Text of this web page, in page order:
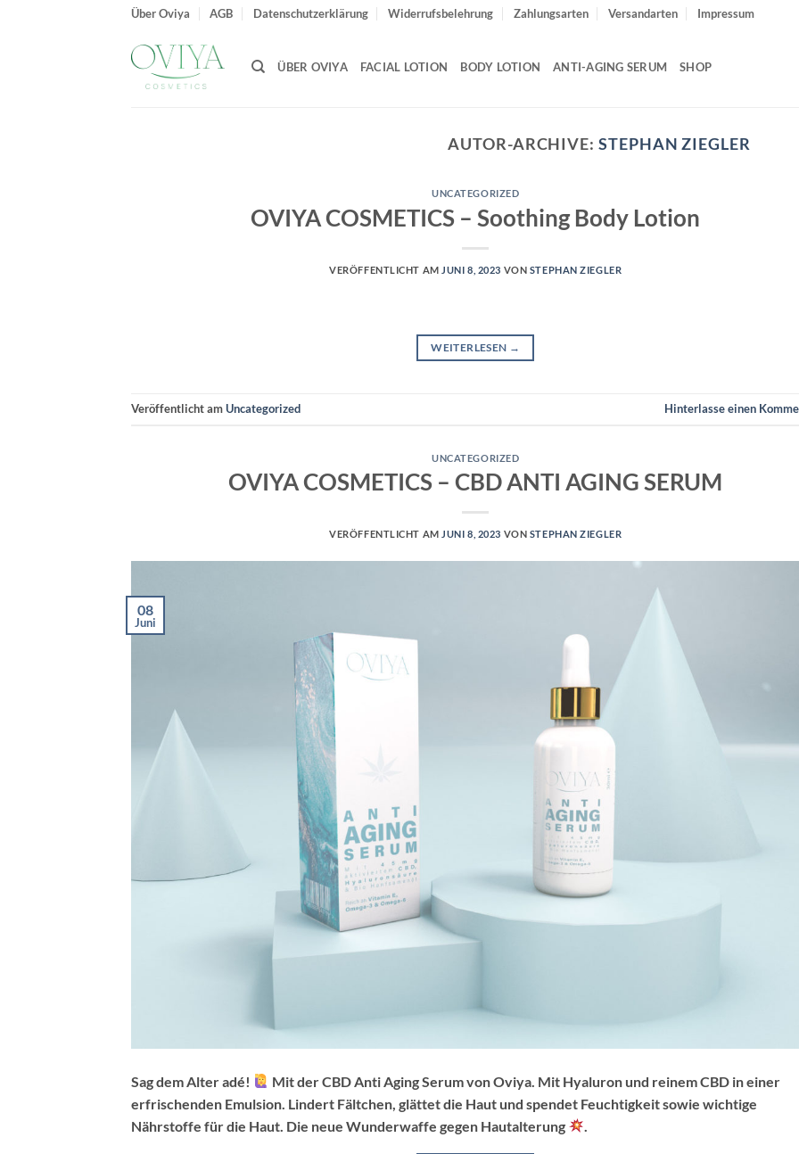
Über Oviya AGB Datenschutzerklärung Widerrufsbelehrung Zahlungsarten Versandarten Impressum
ÜBER OVIYA FACIAL LOTION BODY LOTION ANTI-AGING SERUM SHOP
AUTOR-ARCHIVE: STEPHAN ZIEGLER
UNCATEGORIZED
OVIYA COSMETICS – Soothing Body Lotion
VERÖFFENTLICHT AM JUNI 8, 2023 VON STEPHAN ZIEGLER
WEITERLESEN →
Veröffentlicht amUncategorized Hinterlasse einen
UNCATEGORIZED
OVIYA COSMETICS – CBD ANTI AGING SERUM
VERÖFFENTLICHT AM JUNI 8, 2023 VON STEPHAN ZIEGLER
08
Juni
Sag dem Alter adé!
Mit der CBD Anti Aging Serum von Oviya. Mit Hyaluron und reinem CBD in einer
erfrischenden Emulsion. Lindert Fältchen, glättet die Haut und spendet Feuchtigkeit sowie wichtige
Nährstoffe für die Haut. Die neue Wunderwaffe gegen Hautalterung
.